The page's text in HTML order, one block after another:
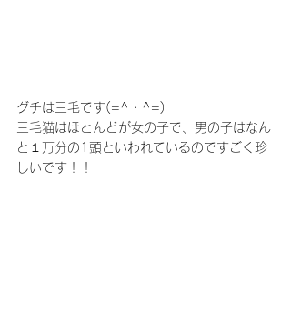
グチは三毛です(=^・^=)
三毛猫はほとんどが女の子で、男の子はなん
と１万分の1頭といわれているのですごく珍
しいです！！